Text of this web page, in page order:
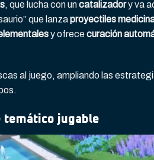
, que lucha con uncatalizadory va
que lanzaproyectiles
y ofrececuración
al juego, ampliando las
temático jugable